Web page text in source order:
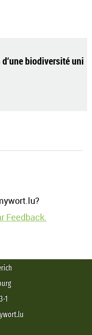
biodiversité uni
Feedback.
1